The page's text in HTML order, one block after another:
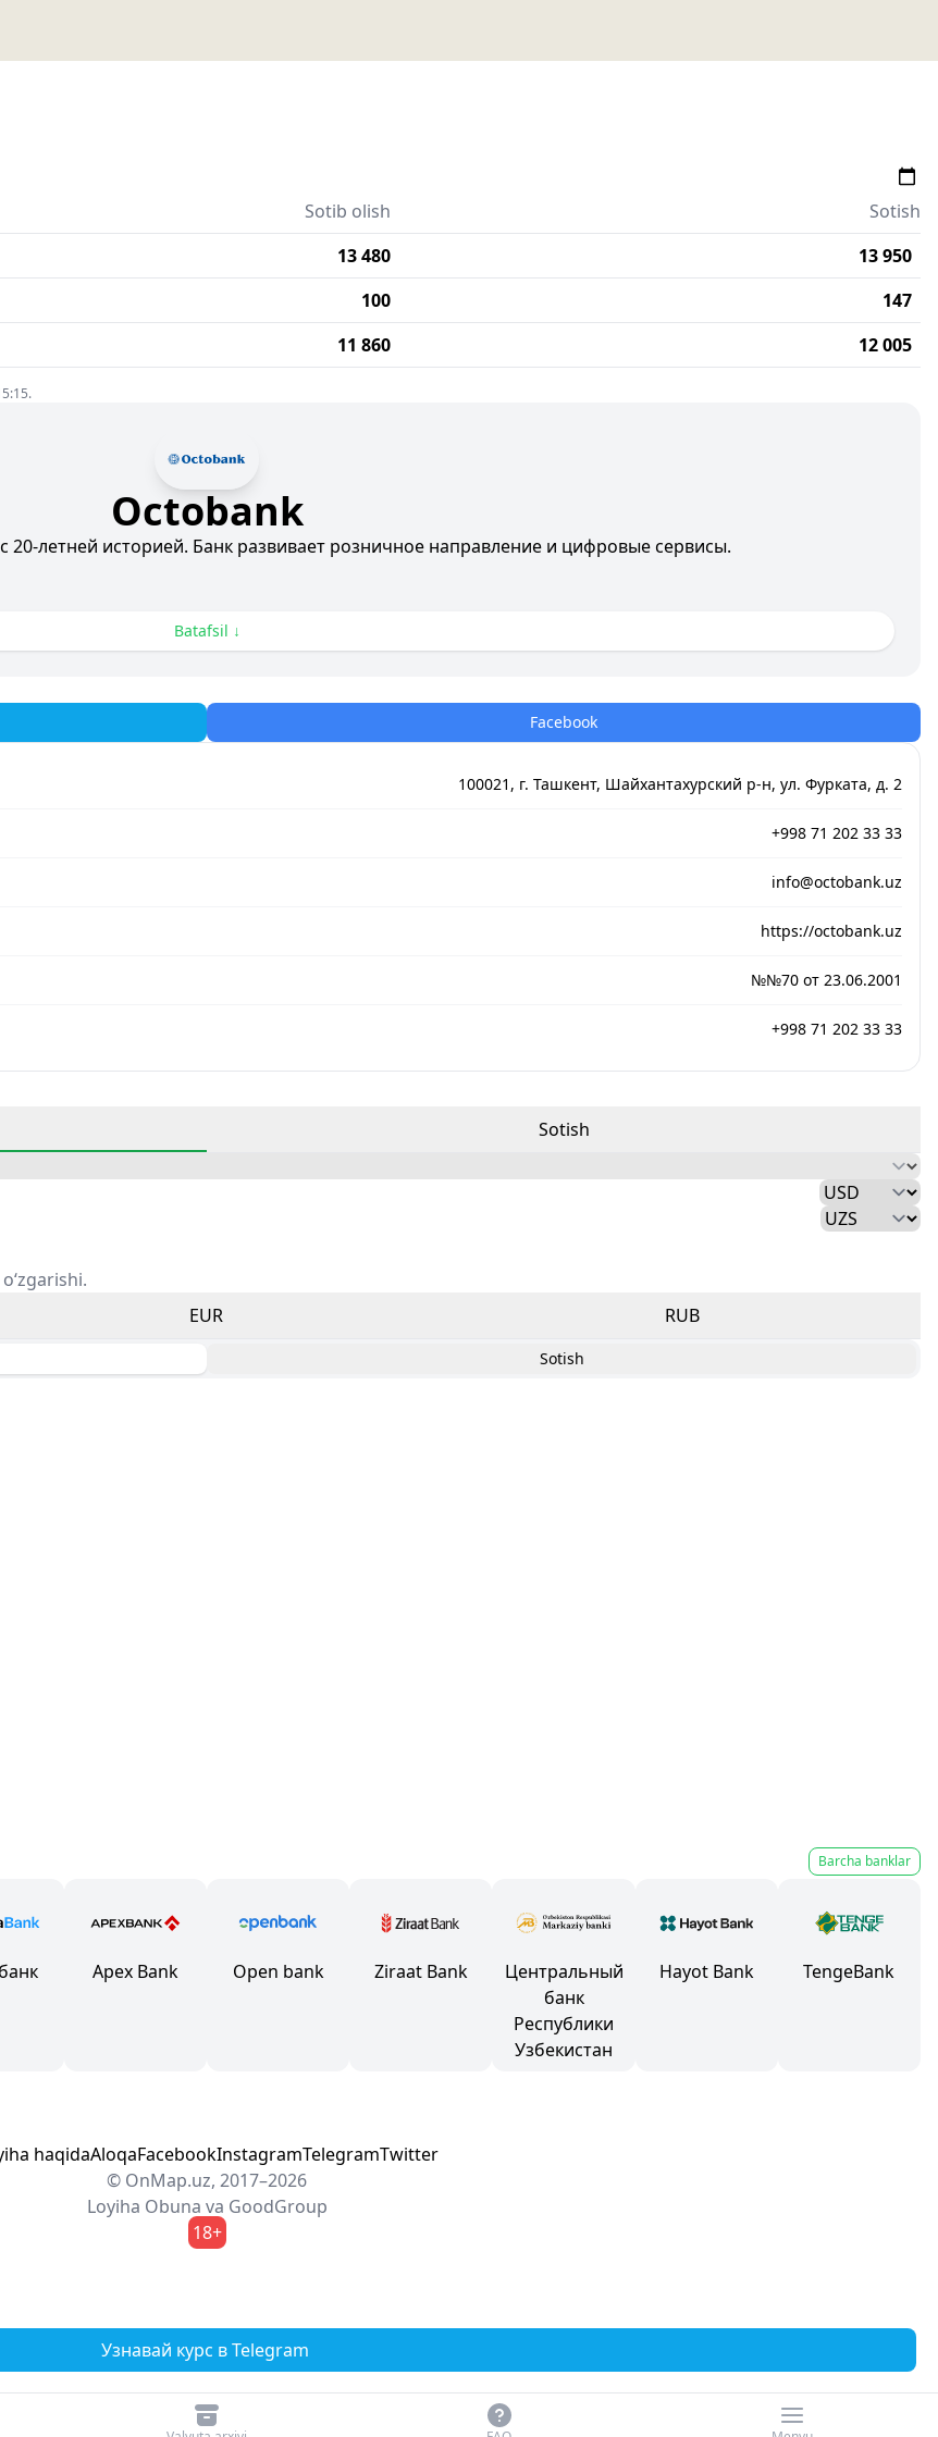
Sotib olish
Sotish
13 480
13 950
100
147
11 860 12 005
Octobank
летней историей. Банк развивает розничное направление и цифровые сервисы.
Batafsil ↓
Facebook
100021, г. Ташкент, Шайхантахурский р-н, ул. Фурката, д. 2
+998 71 202 33 33
info@octobank.uz
https://octobank.uz
№№70 от 23.06.2001
+998 71 202 33 33
Sotish
EUR RUB
Sotish
Barcha banklar
Apex Bank Open bank Ziraat Bank
Центральный
банк
Республики
Узбекистан
Hayot Bank TengeBank
haqidaAloqaFacebookInstagramTelegramTwitter
© OnMap.uz, 2017–2026
Loyiha Obuna va GoodGroup
18+
Узнавай курс в Telegram